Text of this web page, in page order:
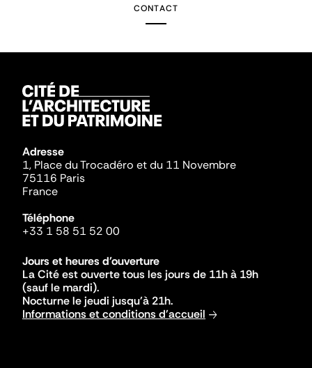
CONTACT
Adresse
1, Place du Trocadéro et du 11 Novembre
75116 Paris
France
Téléphone
+33 1 58 51 52 00
Jours et heures d'ouverture
La Cité est ouverte tous les jours de 11h à 19h
(sauf le mardi).
Nocturne le jeudi jusqu'à 21h.
Informations et conditions d'accueil